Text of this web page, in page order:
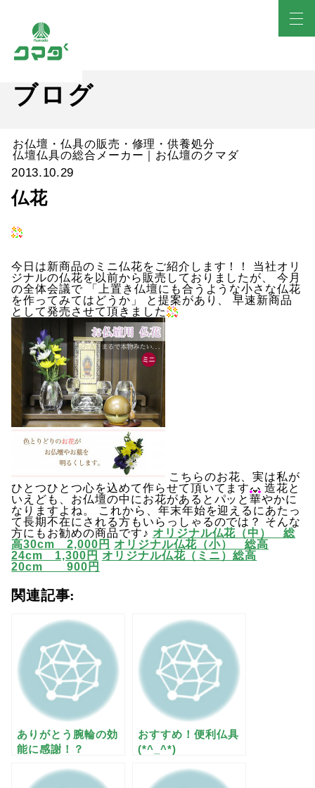
ブログ
お仏壇・仏具の販売・修理・供養処分
仏壇仏具の総合メーカー｜お仏壇のクマダ
2013.10.29
仏花
今日は新商品のミニ仏花をご紹介します！！ 当社オリ
ジナルの仏花を以前から販売しておりましたが、 今月
の全体会議で 「上置き仏壇にも合うような小さな仏花
を作ってみてはどうか」 と提案があり、 早速新商品
として発売させて頂きました
こちらのお花、実は私が
ひとつひとつ心を込めて作らせて頂いてます
造花と
いえども、お仏壇の中にお花があるとパッと華やかに
なりますよね。 これから、年末年始を迎えるにあたっ
て長期不在にされる方もいらっしゃるのでは？ そんな
方にもお勧めの商品です♪ オリジナル仏花（中） 総
高30cm 2,000円 オリジナル仏花（小） 総高
24cm 1,300円 オリジナル仏花（ミニ）総高
20cm 900円
関連記事:
ありがとう腕輪の効
能に感謝！？
おすすめ！便利仏具
(*^_^*)